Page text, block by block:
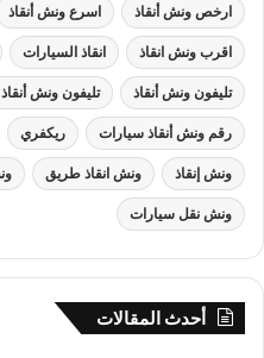
ارخص ونش أنقاذ اسرع ونش أنقاذ
اقرب ونش انقاذ انقاذ السيارات
تليفون ونش أنقاذ تليفون ونش
رقم ونش أنقاذ سيارات ريكفري
ونش إنقاذ ونش انقاذ طريق
ونش نقل سيارات
أحدث المقالات